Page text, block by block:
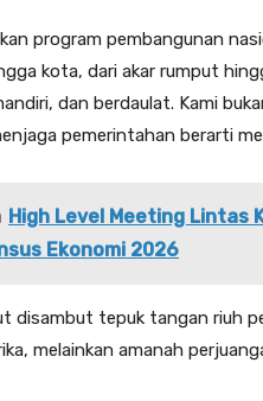
program pembangunan
kota, dari akar rumput
dan berdaulat. Kami
pemerintahan berarti
High Level Meeting Lintas
Ekonomi 2026
disambut tepuk tangan riuh
melainkan amanah